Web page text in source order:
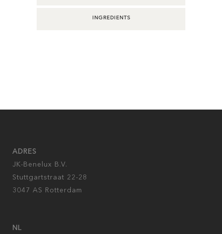
INGREDIENTS
ADRES
JK-Benelux B.V.
Stuttgartstraat 22-28
3047 AS Rotterdam
NL